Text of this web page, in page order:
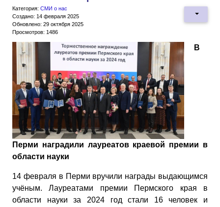
Категория: СМИ о нас
Создано: 14 февраля 2025
Обновлено: 29 октября 2025
Просмотров: 1486
В
Перми наградили лауреатов краевой премии в
области науки
14 февраля в Перми вручили награды выдающимся
учёным. Лауреатами премии Пермского края в
области науки за 2024 год стали 16 человек и